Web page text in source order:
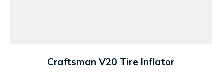
Craftsman V20 Tire Inflator